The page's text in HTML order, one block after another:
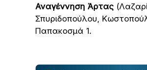
Αναγέννηση Άρτας
Σπυριδοπούλου,
Παπακοσμά 1.